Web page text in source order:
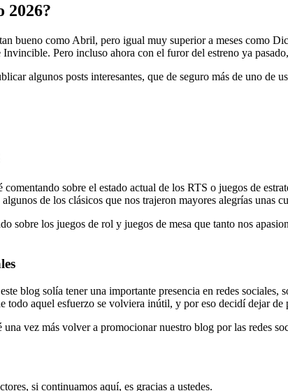
2026?
bueno como Abril, pero igual muy superior a meses como
Pero incluso ahora con el furor del estreno ya
algunos posts interesantes, que de seguro más de uno de
comentando sobre el estado actual de los RTS o juegos de
de los clásicos que nos trajeron mayores alegrías unas
sobre los juegos de rol y juegos de mesa que tanto nos
blog solía tener una importante presencia en redes
todo aquel esfuerzo se volviera inútil, y por eso decidí dejar
vez más volver a promocionar nuestro blog por las redes
si continuamos aquí, es gracias a ustedes.